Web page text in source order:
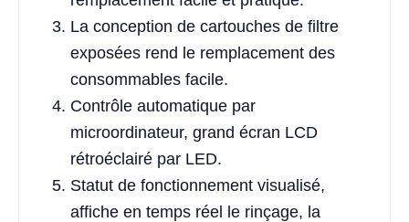
La conception de cartouches de filtre
exposées rend le remplacement des
consommables facile.
Contrôle automatique par
microordinateur, grand écran LCD
rétroéclairé par LED.
Statut de fonctionnement visualisé,
affiche en temps réel le rinçage, la